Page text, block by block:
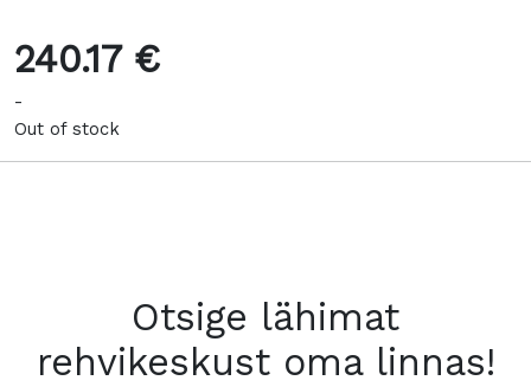
240.17 €
-
Out of stock
Otsige lähimat
rehvikeskust oma linnas!